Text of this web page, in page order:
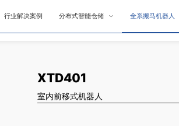
行业解决案例 分布式智能仓储 全系搬马机器人
XTD401
室内前移式机器人